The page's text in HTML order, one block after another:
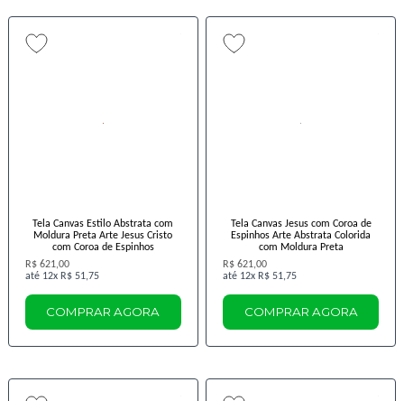
Tela Canvas Estilo Abstrata com
Moldura Preta Arte Jesus Cristo
com Coroa de Espinhos
R$ 621,00
12x R$ 51,75
COMPRAR AGORA
Tela Canvas Jesus com Coroa de
Espinhos Arte Abstrata Colorida
com Moldura Preta
R$ 621,00
12x R$ 51,75
COMPRAR AGORA